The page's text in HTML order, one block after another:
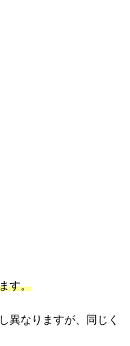
す。
異なりますが、同じく